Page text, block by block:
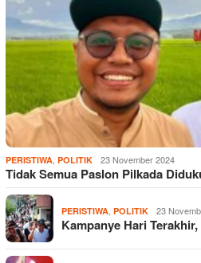
PERISTIWA, POLITIK 23 November 2024
Tidak Semua Paslon Pilkada
PERISTIWA, POLITIK 23
Kampanye Hari